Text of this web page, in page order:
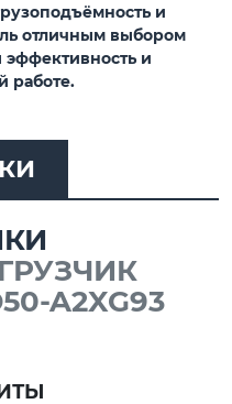
и
отличным выбором
и
работе.
A2XG93